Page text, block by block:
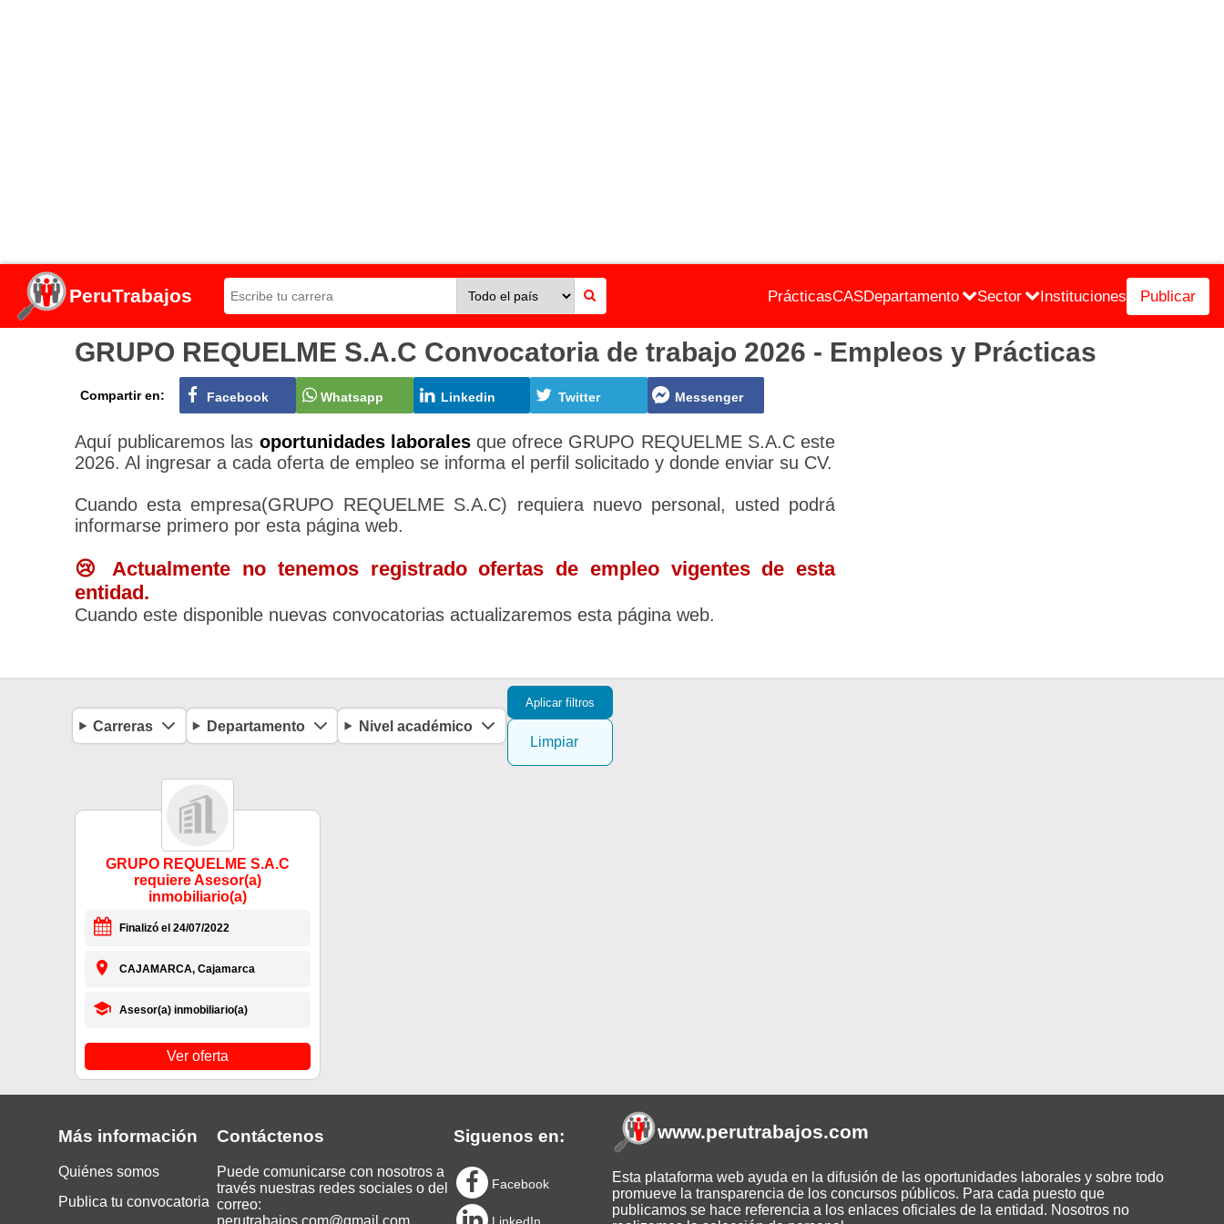
PeruTrabajos PrácticasCASDepartamento Sector Instituciones Publicar
GRUPO REQUELME S.A.C Convocatoria de trabajo 2026 - Empleos y Prácticas
Compartir en: Facebook Whatsapp Linkedin Twitter Messenger
Aquí publicaremos las oportunidades laboralesque ofrece GRUPO REQUELME S.A.C este
2026. Al ingresar a cada oferta de empleo se informa el perfil solicitado y donde enviar su CV.
Cuando esta empresa(GRUPO REQUELME S.A.C) requiera nuevo personal, usted podrá
informarse primero por esta página web.
😢 Actualmente no tenemos registrado ofertas de empleo vigentes de esta
entidad.
Cuando este disponible nuevas convocatorias actualizaremos esta página web.
Carreras Departamento Nivel académico
Aplicar filtros
Limpiar
GRUPO REQUELME S.A.C
requiere Asesor(a)
inmobiliario(a)
Finalizó el 24/07/2022
CAJAMARCA, Cajamarca
Asesor(a) inmobiliario(a)
Ver oferta
Más información
Quiénes somos
Publica tu convocatoria
Contáctenos
Puede comunicarse con nosotros a
través nuestras redes sociales o del
correo:
Siguenos en:
Facebook
www.perutrabajos.com
Esta plataforma web ayuda en la difusión de las oportunidades laborales y sobre todo
promueve la transparencia de los concursos públicos. Para cada puesto que
publicamos se hace referencia a los enlaces oficiales de la entidad. Nosotros no